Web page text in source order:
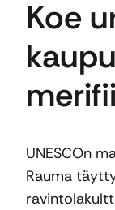
Koe
UNESCOn
Rauma